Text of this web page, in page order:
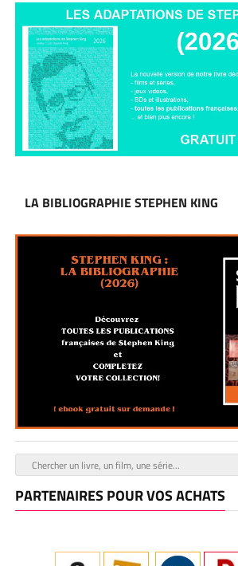
LA BIBLIOGRAPHIE STEPHEN KING
PARTENAIRES POUR VOS ACHATS